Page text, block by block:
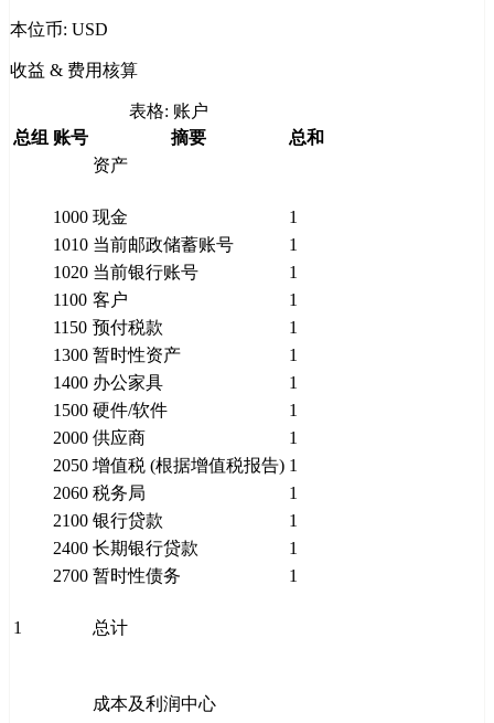
本位币: USD
收益 & 费用核算
表格: 账户
总组 账号 摘要
总和
资产
1000 现金
1
1010 当前邮政储蓄账号
1
1020 当前银行账号
1
1100 客户
1
1150 预付税款
1
1300 暂时性资产
1
1400 办公家具
1
1500 硬件/软件
1
2000 供应商
1
2050 增值税 (根据增值税报告) 1
2060 税务局
1
2100 银行贷款
1
2400 长期银行贷款
1
2700 暂时性债务 1
1 总计
成本及利润中心